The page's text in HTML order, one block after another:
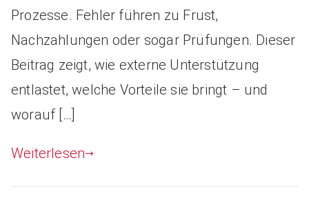
Prozesse. Fehler führen zu Frust,
Nachzahlungen oder sogar Prüfungen. Dieser
Beitrag zeigt, wie externe Unterstützung
entlastet, welche Vorteile sie bringt – und
worauf […]
Weiterlesen